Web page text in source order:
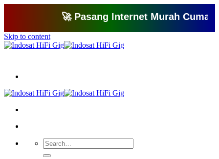
🚀 Pasang Internet Murah Cuma 150
Skip to content